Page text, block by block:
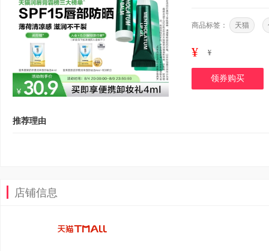
商品标签： 天猫
¥ ¥
领券购买
推荐理由
店铺信息